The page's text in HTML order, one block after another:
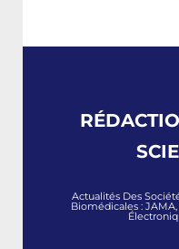
Actualités Des
Biomédicales :